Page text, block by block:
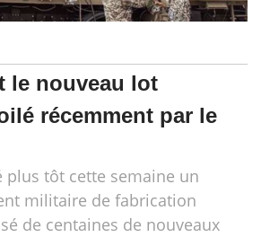
le nouveau lot
récemment par le
plus tôt cette semaine un
militaire de fabrication
de centaines de nouveaux